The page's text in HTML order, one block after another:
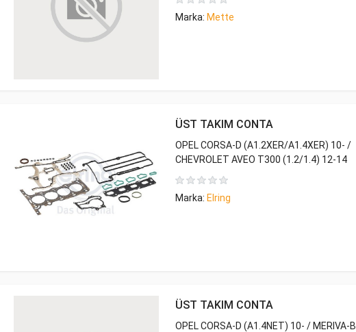
Marka: Mette
ÜST TAKIM CONTA
OPEL CORSA-D (A1.2XER/A1.4XER) 10- /
CHEVROLET AVEO T300 (1.2/1.4) 12-14
Marka: Elring
ÜST TAKIM CONTA
OPEL CORSA-D (A1.4NET) 10- / MERIVA-B